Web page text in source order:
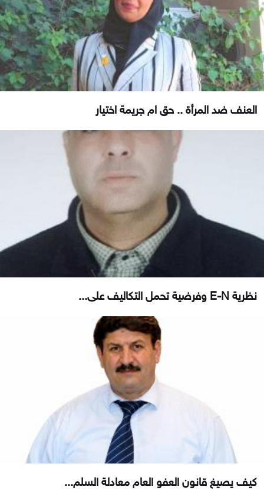
العنف ضد المرأة .. حق ام جريمة اختيار
نظرية E-N وفرضية تحمل التكاليف على...
كيف يصيغ قانون العفو العام معادلة السلم...